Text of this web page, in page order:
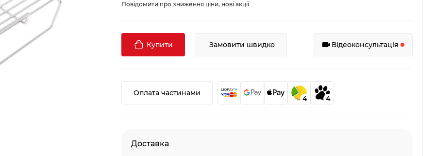
Повідомити про зниження ціни, нові акції
Купити Замовити швидко Відеоконсультація
Оплата частинами
4 4
Доставка